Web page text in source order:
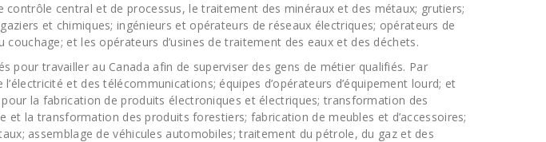
central et de processus, le traitement des minéraux et des métaux; grutiers;
et chimiques; ingénieurs et opérateurs de réseaux électriques; opérateurs de
et les opérateurs d’usines de traitement des eaux et des déchets.
pour travailler au Canada afin de superviser des gens de métier qualifiés. Par
et des télécommunications; équipes d’opérateurs d’équipement lourd; et
la fabrication de produits électroniques et électriques; transformation des
la transformation des produits forestiers; fabrication de meubles et d’accessoires;
assemblage de véhicules automobiles; traitement du pétrole, du gaz et des